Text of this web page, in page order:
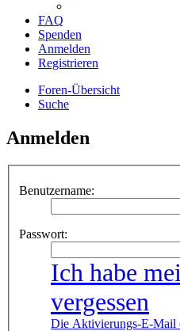
FAQ
Spenden
Anmelden
Registrieren
Foren-Übersicht
Suche
Anmelden
Benutzername:
Passwort:
Ich habe
vergessen
Die Aktivierungs-E-Mail